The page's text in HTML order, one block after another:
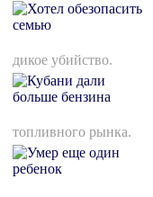
дикое убийство.
топливного рынка.